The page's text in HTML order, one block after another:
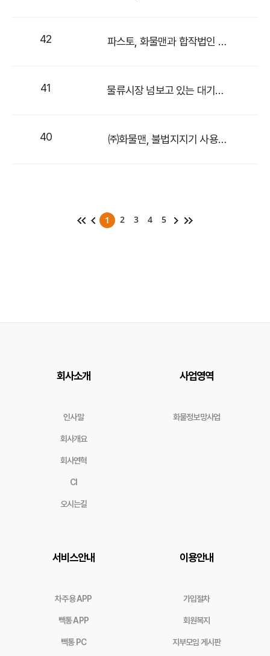
42 파스토, 화물맨과 합작법인 설립…인공지능 운송 서비스 개선
41 물류시장 넘보고 있는 대기업들..
40 ㈜화물맨, 불법지지기 사용자·제작·판매업체에 전방위 대응 나선다
1 2 3 4 5
회사소개
인사말
회사개요
회사연혁
CI
오시는길
사업영역
화물정보망사업
서비스안내
차주용 APP
빽통 APP
빽통 PC
이용안내
가입절차
회원복지
지부모임 게시판